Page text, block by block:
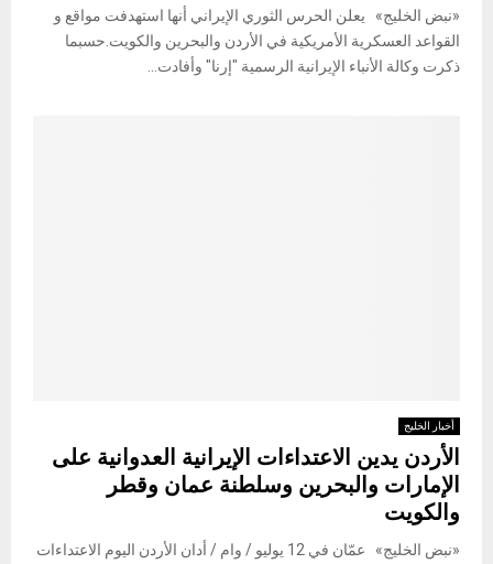
«نبض الخليج» يعلن الحرس الثوري الإيراني أنها استهدفت مواقع و
القواعد العسكرية الأمريكية في الأردن والبحرين والكويت.حسبما
ذكرت وكالة الأنباء الإيرانية الرسمية "إرنا" وأفادت...
أخبار الخليج
الأردن يدين الاعتداءات الإيرانية العدوانية على
الإمارات والبحرين وسلطنة عمان وقطر
والكويت
«نبض الخليج» عمّان في 12 يوليو / وام / أدان الأردن اليوم الاعتداءات